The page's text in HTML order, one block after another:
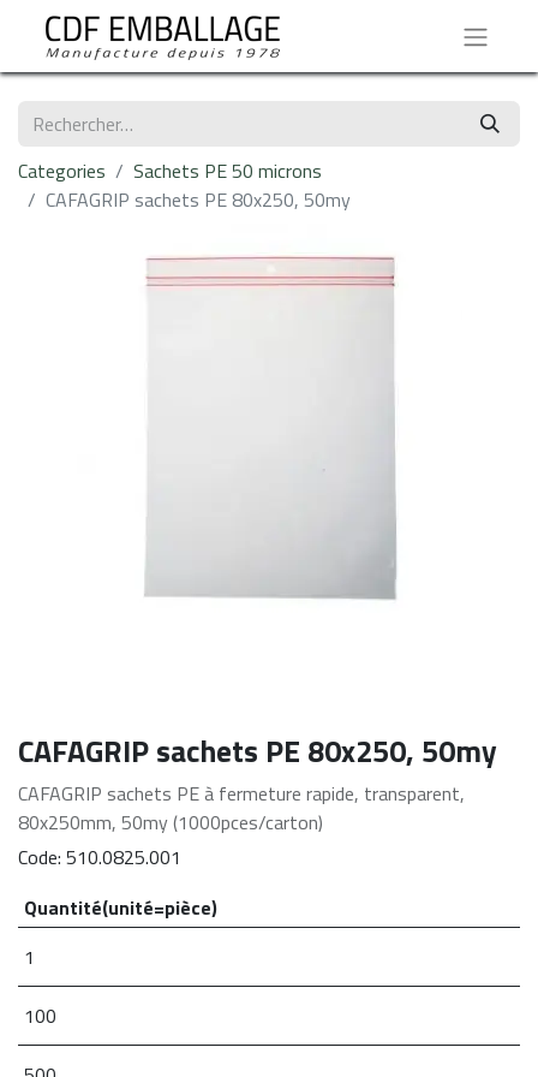
Categories
Sachets PE 50 microns
CAFAGRIP sachets PE 80x250, 50my
CAFAGRIP sachets PE 80x250, 50my
CAFAGRIP sachets PE à fermeture rapide, transparent,
80x250mm, 50my (1000pces/carton)
Code: 510.0825.001
Quantité(unité=pièce)
1
100